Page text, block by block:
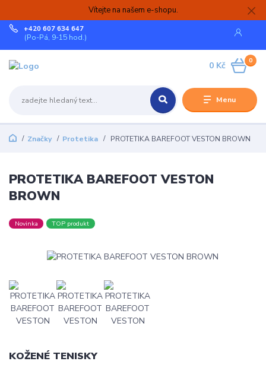
Vítejte na našem e-shopu.
Menu
+420 607 634 647
(Po-Pá, 9-15 hod.)
0
0 Kč
Značky Protetika PROTETIKA BAREFOOT VESTON BROWN
PROTETIKA BAREFOOT VESTON
BROWN
Novinka TOP produkt
KOŽENÉ TENISKY